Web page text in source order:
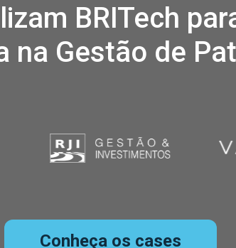
BRITech
na Gestão de
Conheça os cases